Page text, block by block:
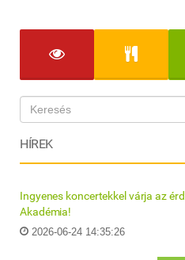
HÍREK
Ingyenes koncertekkel várja az
Akadémia!
2026-06-24 14:35:26